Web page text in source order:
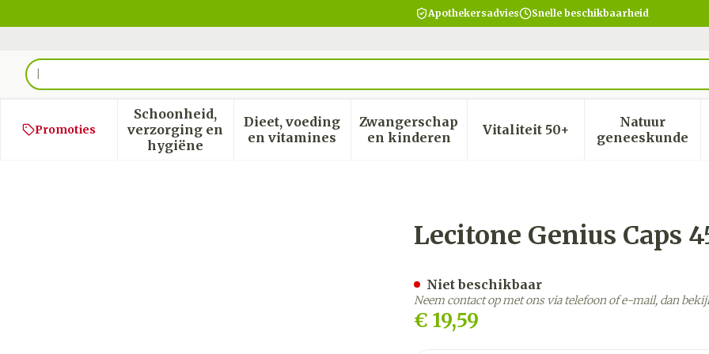
Apothekersadvies Snelle beschikbaarheid
Product, merk, categorie...
Promoties
Schoonheid,
verzorging en
hygiëne
Toon submenu voor Schoonheid, verzorging en hygiëne categorie
Dieet, voeding
en vitaminesToon submenu voor Dieet, voeding en vitamines categorie
Zwangerschap
en kinderenToon submenu voor Zwangerschap en
Vitaliteit 50+Toon submenu voor
Natuur
geneeskunde
Toon
Lecitone Genius Caps
€ 19,59
Niet beschikbaar
Neem contact op met ons via telefoon of e-mail, dan